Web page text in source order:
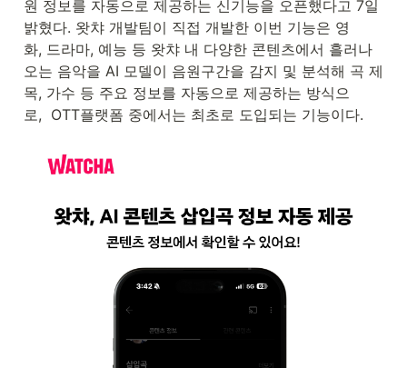
원 정보를 자동으로 제공하는 신기능을 오픈했다고 7일
밝혔다. 왓챠 개발팀이 직접 개발한 이번 기능은 영
화, 드라마, 예능 등 왓챠 내 다양한 콘텐츠에서 흘러나
오는 음악을 AI 모델이 음원구간을 감지 및 분석해 곡 제
목, 가수 등 주요 정보를 자동으로 제공하는 방식으
로,  OTT플랫폼 중에서는 최초로 도입되는 기능이다.